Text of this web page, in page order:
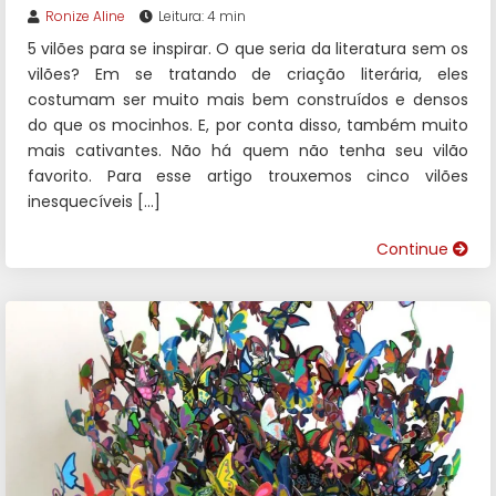
Ronize Aline Leitura: 4 min
5 vilões para se inspirar. O que seria da literatura sem os
vilões? Em se tratando de criação literária, eles
costumam ser muito mais bem construídos e densos
do que os mocinhos. E, por conta disso, também muito
mais cativantes. Não há quem não tenha seu vilão
favorito. Para esse artigo trouxemos cinco vilões
inesquecíveis […]
Continue